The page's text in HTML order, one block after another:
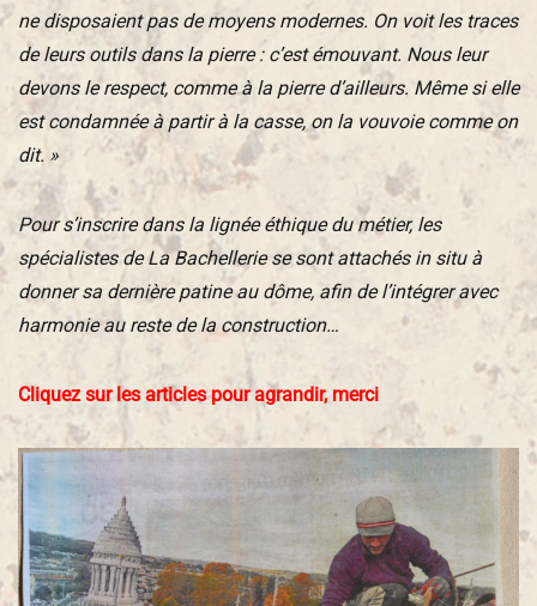
ne disposaient pas de moyens modernes. On voit les traces
de leurs outils dans la pierre : c’est émouvant. Nous leur
devons le respect, comme à la pierre d’ailleurs. Même si elle
est condamnée à partir à la casse, on la vouvoie comme on
dit. »
Pour s’inscrire dans la lignée éthique du métier, les
spécialistes de La Bachellerie se sont attachés in situ à
donner sa dernière patine au dôme, afin de l’intégrer avec
harmonie au reste de la construction…
Cliquez sur les articles pour agrandir, merci